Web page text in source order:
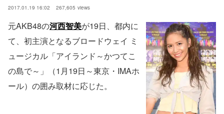
2017.01.19 16:02 267,605 views
元AKB48の河西智美が19日、都内に
て、初主演となるブロードウェイ ミ
ュージカル「アイランド～かつてこ
の島で～」（1月19日～東京・IMAホ
ール）の囲み取材に応じた。